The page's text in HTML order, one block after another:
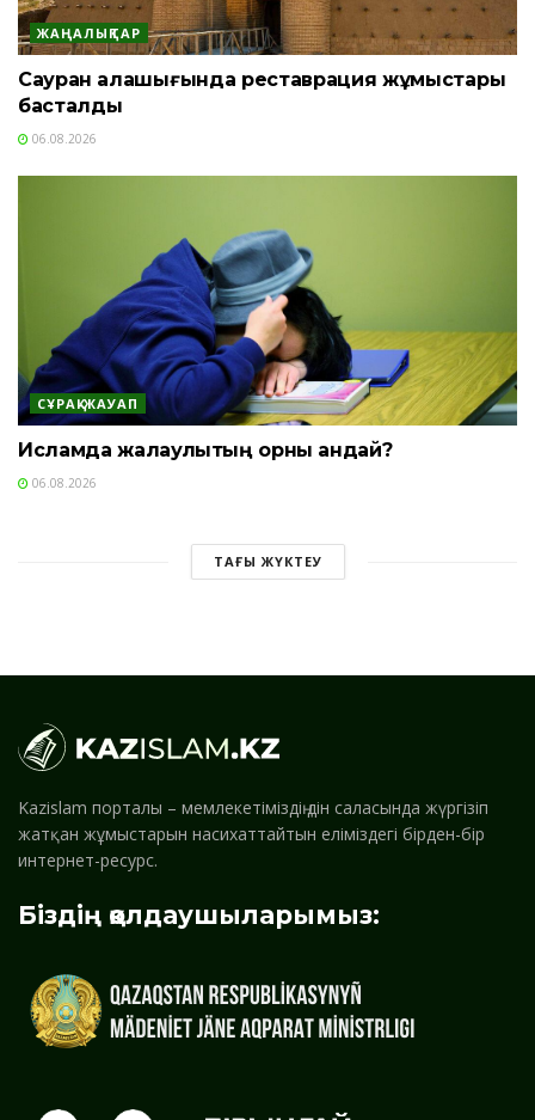
ЖАҢАЛЫҚТАР
Сауран қалашығында реставрация жұмыстары
басталды
06.08.2026
СҰРАҚ-ЖАУАП
Исламда жалқаулықтың орны қандай?
06.08.2026
ТАҒЫ ЖҮКТЕУ
Kazislam порталы – мемлекетіміздің дін саласында жүргізіп
жатқан жұмыстарын насихаттайтын еліміздегі бірден-бір
интернет-ресурс.
Біздің қолдаушыларымыз: